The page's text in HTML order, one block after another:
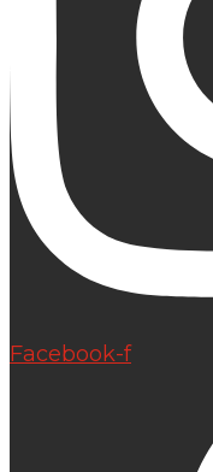
Facebook-f